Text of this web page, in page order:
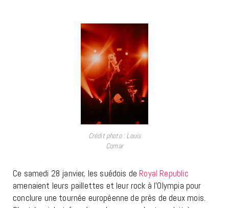
Crédit photo : Louis
Comar
Ce samedi 28 janvier, les suédois de Royal Republic
amenaient leurs paillettes et leur rock à l’Olympia pour
conclure une tournée européenne de près de deux mois.